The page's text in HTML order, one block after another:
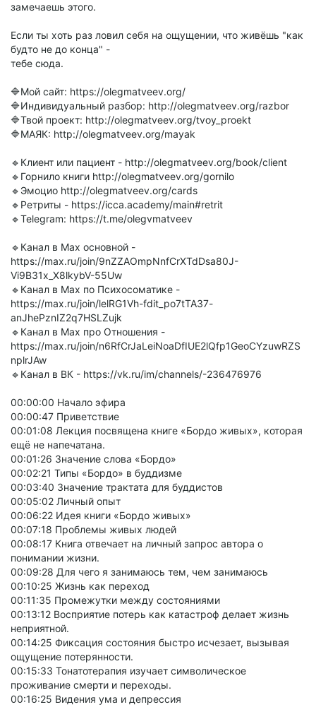
замечаешь этого.
Если ты хоть раз ловил себя на ощущении, что живёшь "как
будто не до конца" -
тебе сюда.
🔷Мой сайт: https://olegmatveev.org/
🔷Индивидуальный разбор: http://olegmatveev.org/razbor
🔷Твой проект: http://olegmatveev.org/tvoy_proekt
🔷МАЯК: http://olegmatveev.org/mayak
🔹Клиент или пациент - http://olegmatveev.org/book/client
🔹Горнило книги http://olegmatveev.org/gornilo
🔹Эмоцио http://olegmatveev.org/cards
🔹Ретриты - https://icca.academy/main#retrit
🔹Telegram: https://t.me/olegvmatveev
🔹Канал в Max основной -
https://max.ru/join/9nZZAOmpNnfCrXTdDsa80J-
Vi9B31x_X8lkybV-55Uw
🔹Канал в Max по Психосоматике -
https://max.ru/join/lelRG1Vh-fdit_po7tTA37-
anJhePznIZ2q7HSLZujk
🔹Канал в Max про Отношения -
https://max.ru/join/n6RfCrJaLeiNoaDfIUE2lQfp1GeoCYzuwRZS
nplrJAw
🔹Канал в ВК - https://vk.ru/im/channels/-236476976
00:00:00 Начало эфира
00:00:47 Приветствие
00:01:08 Лекция посвящена книге «Бордо живых», которая
ещё не напечатана.
00:01:26 Значение слова «Бордо»
00:02:21 Типы «Бордо» в буддизме
00:03:40 Значение трактата для буддистов
00:05:02 Личный опыт
00:06:22 Идея книги «Бордо живых»
00:07:18 Проблемы живых людей
00:08:17 Книга отвечает на личный запрос автора о
понимании жизни.
00:09:28 Для чего я занимаюсь тем, чем занимаюсь
00:10:25 Жизнь как переход
00:11:35 Промежутки между состояниями
00:13:12 Восприятие потерь как катастроф делает жизнь
неприятной.
00:14:25 Фиксация состояния быстро исчезает, вызывая
ощущение потерянности.
00:15:33 Тонатотерапия изучает символическое
проживание смерти и переходы.
00:16:25 Видения ума и депрессия